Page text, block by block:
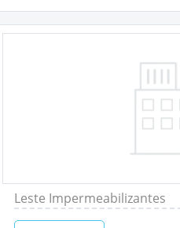
Leste Impermeabilizantes